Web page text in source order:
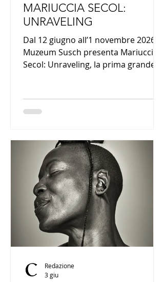
MARIUCCIA SECOL:
UNRAVELING
Dal 12 giugno all’1 novembre 2026 il
Muzeum Susch presenta Mariuccia
Secol: Unraveling, la prima grande
percorso attraverso oltre
settant’anni di ricerca che intreccia
tessile, impegno sociale e nuove
letture della storia dell’arte del
Novecento.
Redazione
3 giu